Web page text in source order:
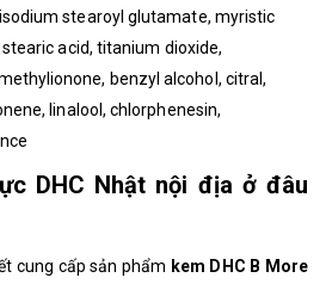
stearoyl glutamate, myristic
acid, titanium dioxide,
benzyl alcohol, citral,
linalool, chlorphenesin,
DHC Nhật nội địa ở đâu
cung cấp sản phẩm kem DHC B More